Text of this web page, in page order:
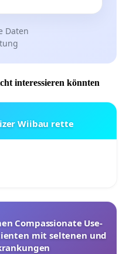
Daten
interessieren könnten
Wiibau rette
Compassionate Use-
mit seltenen und